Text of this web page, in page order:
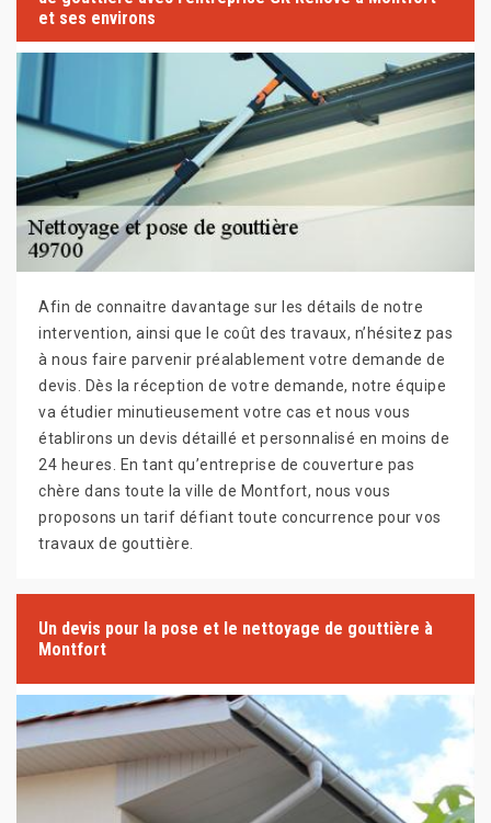
et ses environs
Afin de connaitre davantage sur les détails de notre
intervention, ainsi que le coût des travaux, n’hésitez pas
à nous faire parvenir préalablement votre demande de
devis. Dès la réception de votre demande, notre équipe
va étudier minutieusement votre cas et nous vous
établirons un devis détaillé et personnalisé en moins de
24 heures. En tant qu’entreprise de couverture pas
chère dans toute la ville de Montfort, nous vous
proposons un tarif défiant toute concurrence pour vos
travaux de gouttière.
Un devis pour la pose et le nettoyage de gouttière à
Montfort